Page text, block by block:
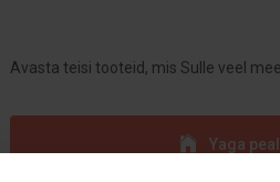
Avasta teisi tooteid, mis Sulle veel
Yaga